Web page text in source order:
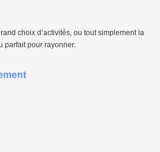
choix d’activités, ou tout simplement la
parfait pour rayonner.